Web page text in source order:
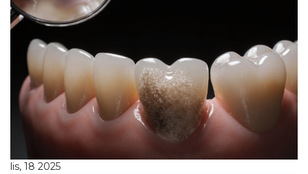
lis, 18 2025